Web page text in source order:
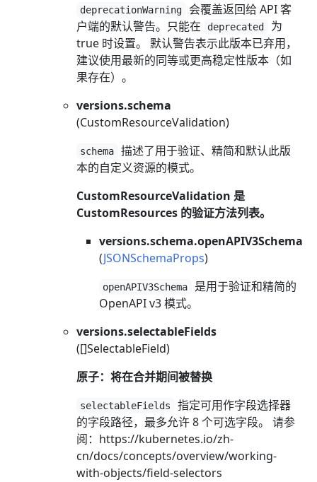
deprecationWarning
会覆盖返回给 API 客
户端的默认警告。只能在
deprecated
为
true 时设置。 默认警告表示此版本已弃用，
建议使用最新的同等或更高稳定性版本（如
果存在）。
versions.schema
(CustomResourceValidation)
schema
描述了用于验证、精简和默认此版
本的自定义资源的模式。
CustomResourceValidation 是
CustomResources 的验证方法列表。
versions.schema.openAPIV3Schema
(JSONSchemaProps)
openAPIV3Schema
是用于验证和精简的
OpenAPI v3 模式。
versions.selectableFields
([]SelectableField)
原子：将在合并期间被替换
selectableFields
指定可用作字段选择器
的字段路径，最多允许 8 个可选字段。 请参
阅：https://kubernetes.io/zh-
cn/docs/concepts/overview/working-
with-objects/field-selectors